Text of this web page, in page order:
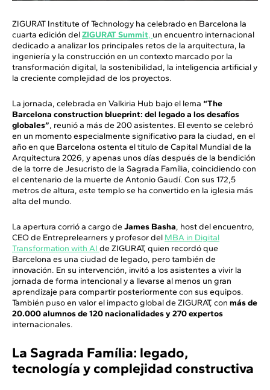
ZIGURAT Institute of Technology ha celebrado en Barcelona la
cuarta edición delZIGURAT Summit, un encuentro internacional
dedicado a analizar los principales retos de la arquitectura, la
ingeniería y la construcción en un contexto marcado por la
transformación digital, la sostenibilidad, la inteligencia artificial y
la creciente complejidad de los proyectos.
La jornada, celebrada en Valkiria Hub bajo el lema “The
Barcelona construction blueprint: del legado a los desafíos
globales”, reunió a más de 200 asistentes. El evento se celebró
en un momento especialmente significativo para la ciudad, en el
año en que Barcelona ostenta el título de Capital Mundial de la
Arquitectura 2026, y apenas unos días después de la bendición
de la torre de Jesucristo de la Sagrada Família, coincidiendo con
el centenario de la muerte de Antonio Gaudí. Con sus 172,5
metros de altura, este templo se ha convertido en la iglesia más
alta del mundo.
La apertura corrió a cargo de James Basha, host del encuentro,
CEO de Entreprelearners y profesor del MBA in Digital
Transformation with AI de ZIGURAT, quien recordó que
Barcelona es una ciudad de legado, pero también de
innovación. En su intervención, invitó a los asistentes a vivir la
jornada de forma intencional y a llevarse al menos un gran
aprendizaje para compartir posteriormente con sus equipos.
También puso en valor el impacto global de ZIGURAT, con más de
20.000 alumnos de 120 nacionalidades y 270 expertos
internacionales.
La Sagrada Família: legado,
tecnología y complejidad constructiva